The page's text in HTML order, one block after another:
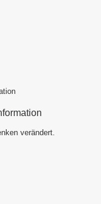
verändert.